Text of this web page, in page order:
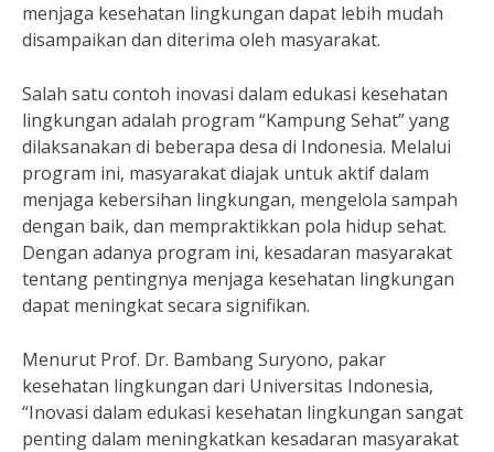
menjaga kesehatan lingkungan dapat lebih mudah
disampaikan dan diterima oleh masyarakat.
Salah satu contoh inovasi dalam edukasi kesehatan
lingkungan adalah program “Kampung Sehat” yang
dilaksanakan di beberapa desa di Indonesia. Melalui
program ini, masyarakat diajak untuk aktif dalam
menjaga kebersihan lingkungan, mengelola sampah
dengan baik, dan mempraktikkan pola hidup sehat.
Dengan adanya program ini, kesadaran masyarakat
tentang pentingnya menjaga kesehatan lingkungan
dapat meningkat secara signifikan.
Menurut Prof. Dr. Bambang Suryono, pakar
kesehatan lingkungan dari Universitas Indonesia,
“Inovasi dalam edukasi kesehatan lingkungan sangat
penting dalam meningkatkan kesadaran masyarakat